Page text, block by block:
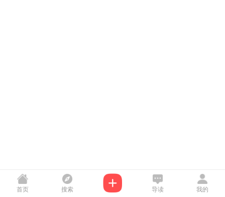
首页 搜索 导读 我的